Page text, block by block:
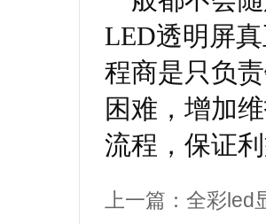
LED透明屏
程商是只负
困难，增加
流程，保证
上一篇： 全彩led